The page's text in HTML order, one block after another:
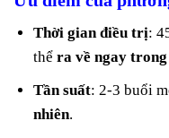
Thời gian điều trị:
thểra về ngay
Tần suất: 2-3 buổi
nhiên.